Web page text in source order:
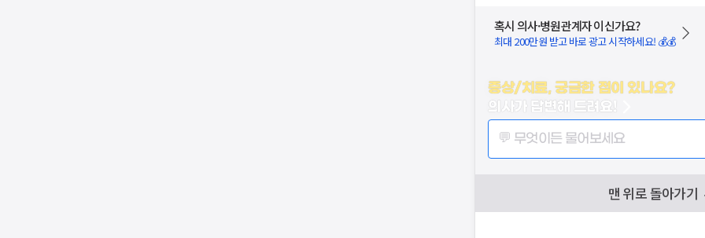
혹시 의사·병원관계자 이신가요?
최대 200만원 받고 바로 광고 시작하세요! 💰💰
증상/치료, 궁금한 점이 있나요?
의사가 답변해 드려요!
💬 무엇이든 물어보세요
맨 위로 돌아가기